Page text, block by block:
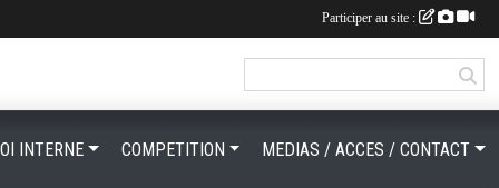
INTERNE COMPETITION MEDIAS / ACCES / CONTACT
Participer au site :